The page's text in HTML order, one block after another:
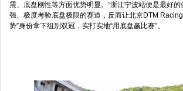
震、底盘刚性等方面优势明显。”浙江宁波站便是最好
强、极度考验底盘极限的赛道，反而让北京DTM
势”身份拿下组别双冠，实打实地“用底盘赢比赛”。